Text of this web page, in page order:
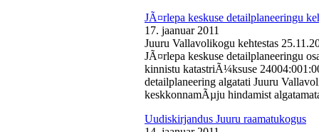
JÃ¤rlepa keskuse detailplaneeringu
17. jaanuar 2011
Juuru Vallavolikogu kehtestas
JÃ¤rlepa keskuse detailplaneeringu
kinnistu katastriÃ¼ksuse
detailplaneering algatati Juuru
keskkonnamÃµju hindamist
Uudiskirjandus Juuru raamatukogus